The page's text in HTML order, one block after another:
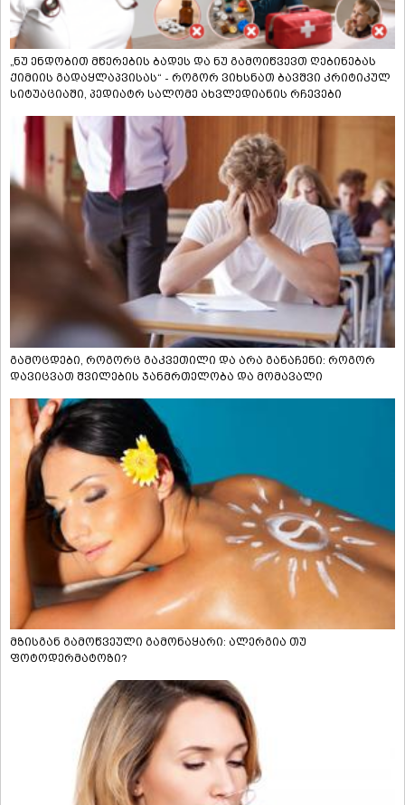
„ნუ ენდობით მწერების ბადეს და ნუ გამოიწვევთ ღებინებას
ქიმიის გადაყლაპვისას“ - როგორ ვიხსნათ ბავშვი კრიტიკულ
სიტუაციაში, პედიატრ სალომე ახვლედიანის რჩევები
გამოცდები, როგორც გაკვეთილი და არა განაჩენი: როგორ
დავიცვათ შვილების ჯანმრთელობა და მომავალი
მზისგან გამოწვეული გამონაყარი: ალერგია თუ
ფოტოდერმატოზი?